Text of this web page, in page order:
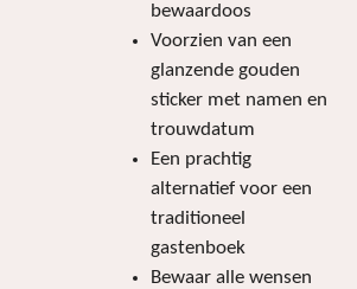
bewaardoos
Voorzien van een
glanzende gouden
sticker met namen en
trouwdatum
Een prachtig
alternatief voor een
traditioneel
gastenboek
Bewaar alle wensen